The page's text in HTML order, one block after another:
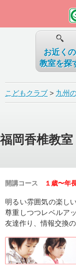
お近くの
教室を探
こどもクラブ> 九州
福岡香椎教室
開講コース １歳〜年
明るい雰囲気の楽し
尊重しつつレベルア
友達作り、情報交換